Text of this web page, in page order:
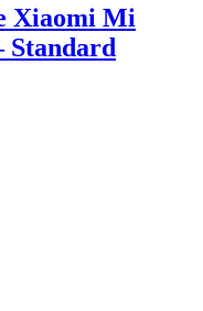
Xiaomi Mi
Standard